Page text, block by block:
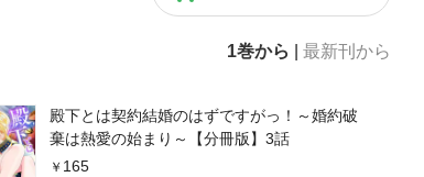
1巻から 最新刊から
殿下とは契約結婚のはずですがっ！～婚約破
棄は熱愛の始まり～【分冊版】3話
165